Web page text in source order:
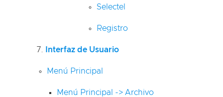
Selectel
Registro
Interfaz de Usuario
Menú Principal
Menú Principal -> Archivo